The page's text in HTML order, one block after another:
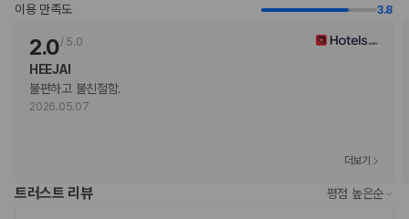
주문 요리아침 식사 요금: 성인 USD 23, 어린이 USD 23(대략적인 금액)
위 목록에 명시되지 않은 다른 항목이 있을 수 있습니다. 요금 및 보증금은 세전
금액일 수 있으며 변경될 수 있습니다.
현장 결제 유형 및 수단
Visa
현금
이용 만족도 3.8
2.0/ 5.0
HEEJAI
불편하고 불친절함.
2026.05.07
더보기
트러스트 리뷰 평점 높은순